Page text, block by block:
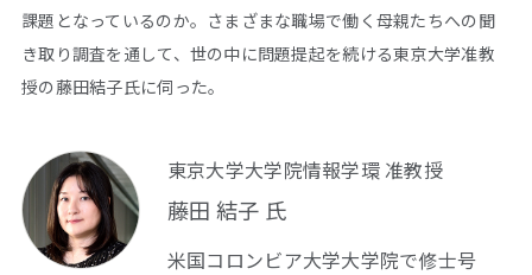
課題となっているのか。さまざまな職場で働く母親たちへの聞
き取り調査を通して、世の中に問題提起を続ける東京大学准教
授の藤田結子氏に伺った。
東京大学大学院情報学環 准教授
藤田 結子 氏
米国コロンビア大学大学院で修士号